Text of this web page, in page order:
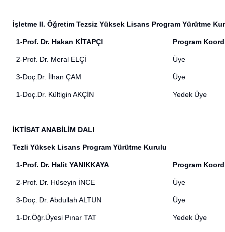
İşletme II. Öğretim Tezsiz Yüksek Lisans Program Yürütme
1-Prof. Dr. Hakan KİTAPÇI Program
2-Prof. Dr. Meral ELÇİ Üye
3-Doç.Dr. İlhan ÇAM Üye
1-Doç.Dr. Kültigin AKÇİN Yedek Üye
İKTİSAT ANABİLİM DALI
Tezli Yüksek Lisans Program Yürütme Kurulu
1-Prof. Dr. Halit YANIKKAYA Program
2-Prof. Dr. Hüseyin İNCE Üye
3-Doç. Dr. Abdullah ALTUN Üye
1-Dr.Öğr.Üyesi Pınar TAT Yedek Üye